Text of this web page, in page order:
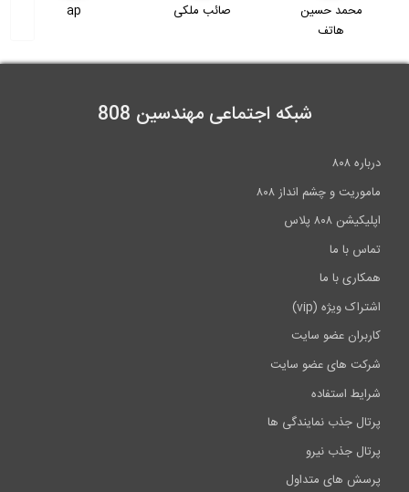
صائب ملکی ap
alirezakhan
شبکه اجتماعی مهندسین 808
درباره ۸۰۸
ماموریت و چشم انداز ۸۰۸
اپلیکیشن ۸۰۸ پلاس
تماس با ما
همکاری با ما
اشتراک ویژه (vip)
کاربران عضو سایت
شرکت های عضو سایت
شرایط استفاده
پرتال جذب نمایندگی ها
پرتال جذب نیرو
پرسش های متداول